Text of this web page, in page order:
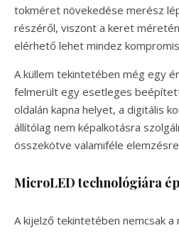
tokméret növekedése merész
részéről, viszont a keret
elérhető lehet mindez
A küllem tekintetében még egy
felmerült egy esetleges
oldalán kapna helyet, a digitális
állítólag nem képalkotásra
összekötve valamiféle
MicroLED technológiára
A kijelző tekintetében nemcsak a